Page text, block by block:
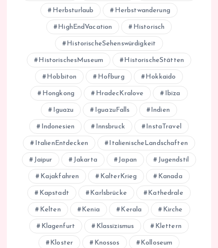
Herbsturlaub Herbstwanderung
HighEndVacation Historisch
HistorischeSehenswürdigkeit
HistorischesMuseum HistorischeStätten
Hobbiton Hofburg Hokkaido
Hongkong HradecKralove Ibiza
Iguazu IguazuFalls Indien
Indonesien Innsbruck InstaTravel
ItalienEntdecken ItalienischeLandschaften
Jaipur Jakarta Japan Jugendstil
Kajakfahren KalterKrieg Kanada
Kapstadt Karlsbrücke Kathedrale
Kelten Kenia Kerala Kirche
Klagenfurt Klassizismus Klettern
Kloster Knossos Kolloseum